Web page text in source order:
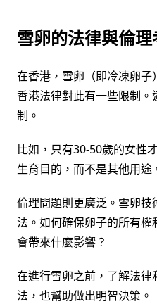
雪卵的法律與倫理
在香港，雪卵（即冷凍卵子
香港法律對此有一些限制
制。
比如，只有30-50歲的女性
生育目的，而不是其他用途
倫理問題則更廣泛。雪卵
法。如何確保卵子的所有權
會帶來什麼影響？
在進行雪卵之前，了解法
法，也幫助做出明智決策。